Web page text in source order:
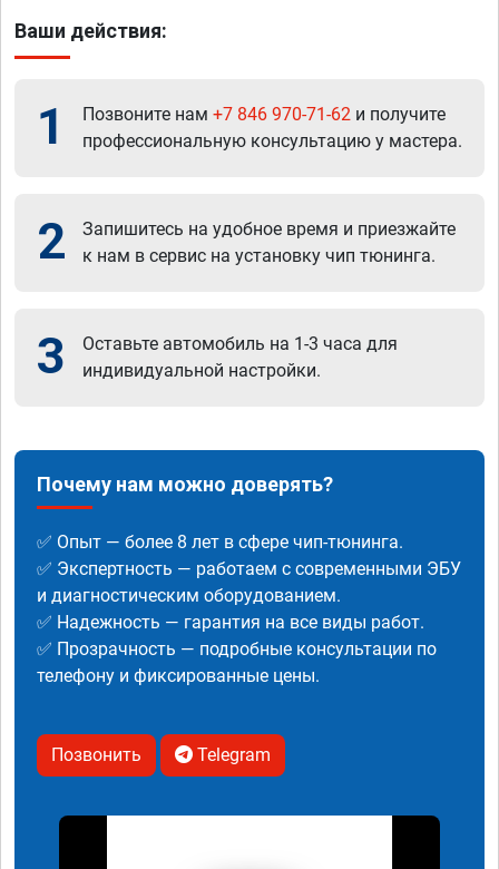
Ваши действия:
1 Позвоните нам +7 846 970-71-62 и получите
профессиональную консультацию у мастера.
2
Запишитесь на удобное время и приезжайте
к нам в сервис на установку чип тюнинга.
3
Оставьте автомобиль на 1-3 часа для
индивидуальной настройки.
Почему нам можно доверять?
✅ Опыт — более 8 лет в сфере чип-тюнинга.
✅ Экспертность — работаем с современными ЭБУ
и диагностическим оборудованием.
✅ Надежность — гарантия на все виды работ.
✅ Прозрачность — подробные консультации по
телефону и фиксированные цены.
Позвонить Telegram